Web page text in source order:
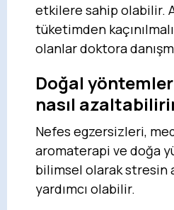
etkilere sahip olabilir.
tüketimden
olanlar doktora
Doğal
nasıl
Nefes egzersizleri,
aromaterapi ve doğa
bilimsel olarak stresin
yardımcı olabilir.